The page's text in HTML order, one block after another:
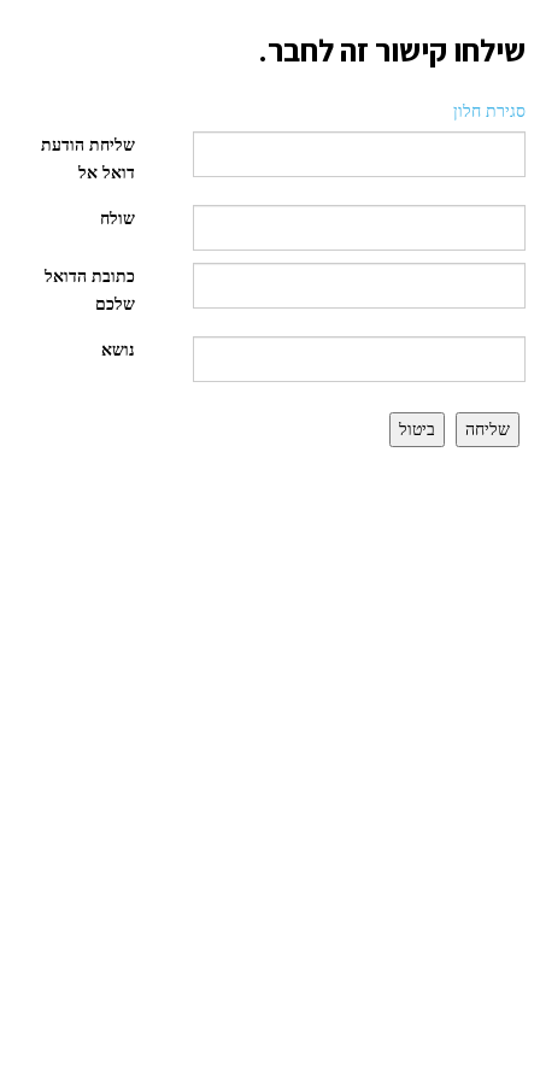
שילחו קישור זה לחבר.
סגירת חלון
שליחת הודעת
דואל אל
שולח
כתובת הדואל
שלכם
נושא
שליחה ביטול